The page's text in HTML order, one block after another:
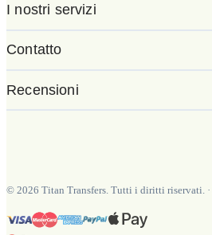
I nostri servizi
Contatto
Recensioni
© 2026 Titan Transfers. Tutti i diritti riservati. ·